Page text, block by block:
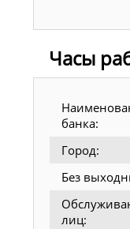
Часы
банка:
Город:
Без
лиц: